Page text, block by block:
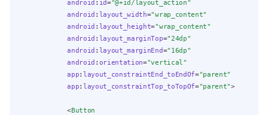
android : id="@+id/layout_action"
android : layout_width="wrap_content"
android : layout_height="wrap_content"
android : layout_marginTop="24dp"
android : layout_marginEnd="16dp"
android : orientation="vertical"
app: layout_constraintEnd_toEndOf="parent"
app: layout_constraintTop_toTopOf="parent">
            <
Button